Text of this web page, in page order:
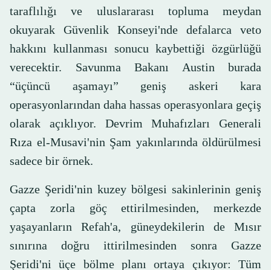
taraflılığı ve uluslararası topluma meydan
okuyarak Güvenlik Konseyi'nde defalarca veto
hakkını kullanması sonucu kaybettiği özgürlüğü
verecektir. Savunma Bakanı Austin burada
“üçüncü aşamayı” geniş askeri kara
operasyonlarından daha hassas operasyonlara geçiş
olarak açıklıyor. Devrim Muhafızları Generali
Rıza el-Musavi'nin Şam yakınlarında öldürülmesi
sadece bir örnek.
Gazze Şeridi'nin kuzey bölgesi sakinlerinin geniş
çapta zorla göç ettirilmesinden, merkezde
yaşayanların Refah'a, güneydekilerin de Mısır
sınırına doğru ittirilmesinden sonra Gazze
Şeridi'ni üçe bölme planı ortaya çıkıyor: Tüm